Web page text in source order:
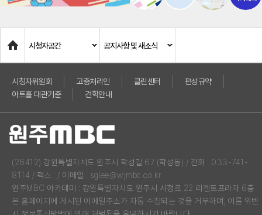
Home
시청자공간 공지사항 및 새소식
시청자위원회 고충처리인 클린센터
편성규약
아트홀 대관기준
견학안내
(26412) 강원특별자치도 원주시 학성길 67 (학성동) / 전화 : 033-741-
8114 / 팩스 : / 이메일 : sglee@wjmbc.co.kr
원주MBC 아카데미 : 강원특별자치도 원주시 시청로 22 리젠트프라자 6층
본 홈페이지에 게시된 이메일주소가 자동 수집되는 것을 거부하며, 이를 위반